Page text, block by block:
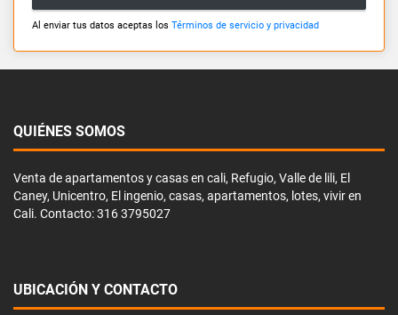
Al enviar tus datos aceptas los Términos de servicio y privacidad
QUIÉNES SOMOS
Venta de apartamentos y casas en cali, Refugio, Valle de lili, El
Caney, Unicentro, El ingenio, casas, apartamentos, lotes, vivir en
Cali. Contacto: 316 3795027
UBICACIÓN Y CONTACTO